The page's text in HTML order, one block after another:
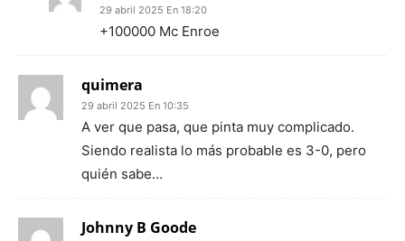
29 abril 2025 En 18:20
+100000 Mc Enroe
quimera
29 abril 2025 En 10:35
A ver que pasa, que pinta muy complicado.
Siendo realista lo más probable es 3-0, pero
quién sabe…
Johnny B Goode